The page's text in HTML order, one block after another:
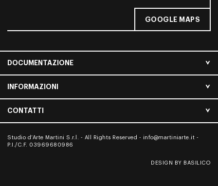
GOOGLE MAPS
DOCUMENTAZIONE
INFORMAZIONI
CONTATTI
Studio d’Arte Martini S.r.l. - All Rights Reserved - info@martiniarte.it -
P.I./C.F. 03969680986
DESIGN BY BASILICO